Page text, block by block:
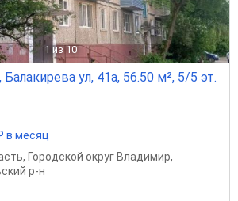
1 из 10
ул, 41а, 56.50 м², 5/5 эт.
в месяц
, Городской округ Владимир,
р-н